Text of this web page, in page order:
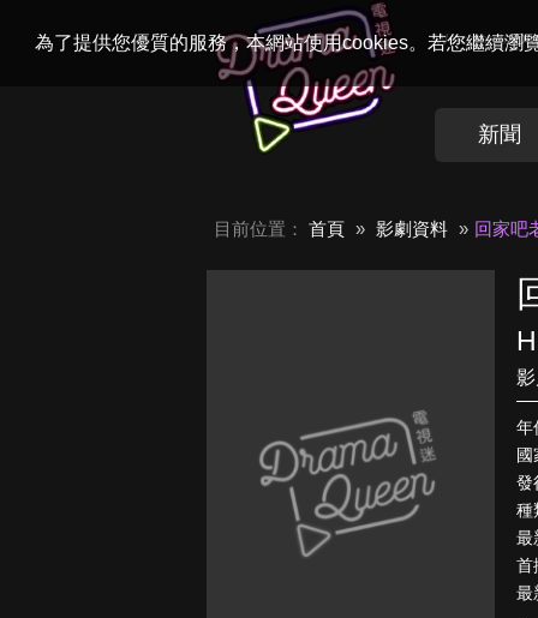
為了提供您優質的服務，本網站使用cookies。若您繼續瀏
Welcome to
新聞
目前位置： 首頁 影劇資料 回家吧
年
國
發
種
最
首
最